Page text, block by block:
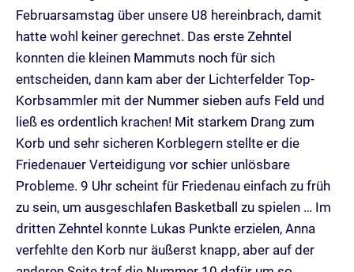
Februarsamstag über unsere U8 hereinbrach, damit
hatte wohl keiner gerechnet. Das erste Zehntel
konnten die kleinen Mammuts noch für sich
entscheiden, dann kam aber der Lichterfelder Top-
Korbsammler mit der Nummer sieben aufs Feld und
ließ es ordentlich krachen! Mit starkem Drang zum
Korb und sehr sicheren Korblegern stellte er die
Friedenauer Verteidigung vor schier unlösbare
Probleme. 9 Uhr scheint für Friedenau einfach zu früh
zu sein, um ausgeschlafen Basketball zu spielen … Im
dritten Zehntel konnte Lukas Punkte erzielen, Anna
verfehlte den Korb nur äußerst knapp, aber auf der